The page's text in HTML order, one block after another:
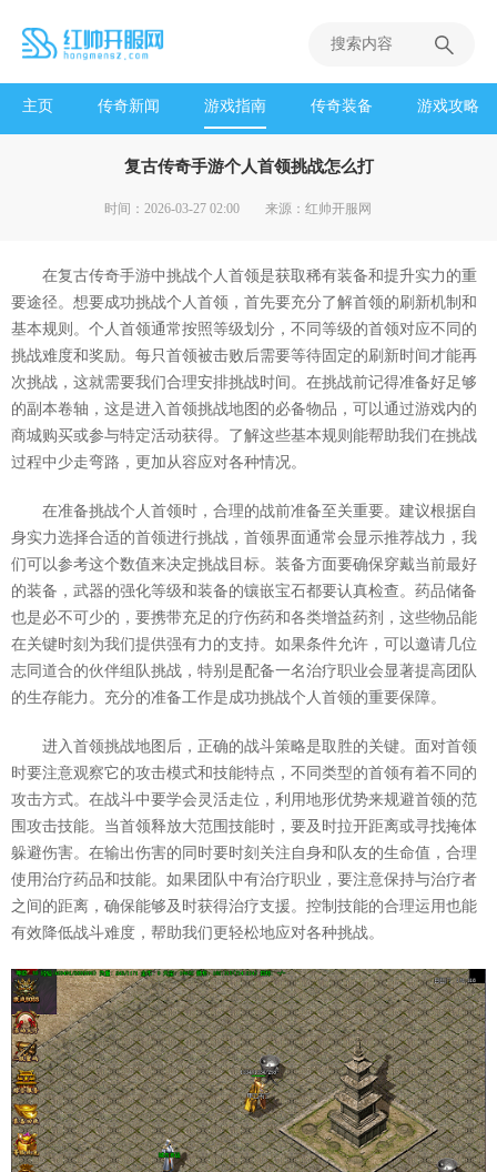
主页 传奇新闻 游戏指南 传奇装备 游戏攻略
复古传奇手游个人首领挑战怎么打
时间：2026-03-27 02:00 来源：红帅开服网
在复古传奇手游中挑战个人首领是获取稀有装备和提升实力的重
要途径。想要成功挑战个人首领，首先要充分了解首领的刷新机制和
基本规则。个人首领通常按照等级划分，不同等级的首领对应不同的
挑战难度和奖励。每只首领被击败后需要等待固定的刷新时间才能再
次挑战，这就需要我们合理安排挑战时间。在挑战前记得准备好足够
的副本卷轴，这是进入首领挑战地图的必备物品，可以通过游戏内的
商城购买或参与特定活动获得。了解这些基本规则能帮助我们在挑战
过程中少走弯路，更加从容应对各种情况。
在准备挑战个人首领时，合理的战前准备至关重要。建议根据自
身实力选择合适的首领进行挑战，首领界面通常会显示推荐战力，我
们可以参考这个数值来决定挑战目标。装备方面要确保穿戴当前最好
的装备，武器的强化等级和装备的镶嵌宝石都要认真检查。药品储备
也是必不可少的，要携带充足的疗伤药和各类增益药剂，这些物品能
在关键时刻为我们提供强有力的支持。如果条件允许，可以邀请几位
志同道合的伙伴组队挑战，特别是配备一名治疗职业会显著提高团队
的生存能力。充分的准备工作是成功挑战个人首领的重要保障。
进入首领挑战地图后，正确的战斗策略是取胜的关键。面对首领
时要注意观察它的攻击模式和技能特点，不同类型的首领有着不同的
攻击方式。在战斗中要学会灵活走位，利用地形优势来规避首领的范
围攻击技能。当首领释放大范围技能时，要及时拉开距离或寻找掩体
躲避伤害。在输出伤害的同时要时刻关注自身和队友的生命值，合理
使用治疗药品和技能。如果团队中有治疗职业，要注意保持与治疗者
之间的距离，确保能够及时获得治疗支援。控制技能的合理运用也能
有效降低战斗难度，帮助我们更轻松地应对各种挑战。